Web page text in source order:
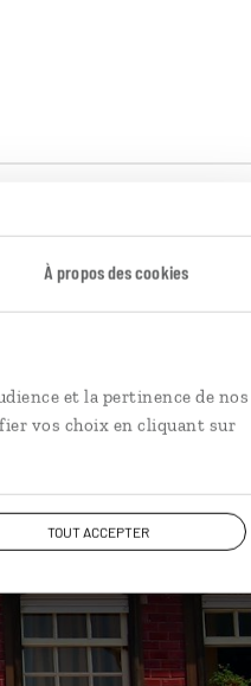
À propos des cookies
et la pertinence de nos
vos choix en cliquant sur
TOUT ACCEPTER